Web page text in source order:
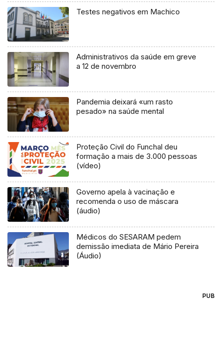
Testes negativos em Machico
Administrativos da saúde em greve
a 12 de novembro
Pandemia deixará «um rasto
pesado» na saúde mental
Proteção Civil do Funchal deu
formação a mais de 3.000 pessoas
(vídeo)
Governo apela à vacinação e
recomenda o uso de máscara
(áudio)
Médicos do SESARAM pedem
demissão imediata de Mário Pereira
(Áudio)
PUB